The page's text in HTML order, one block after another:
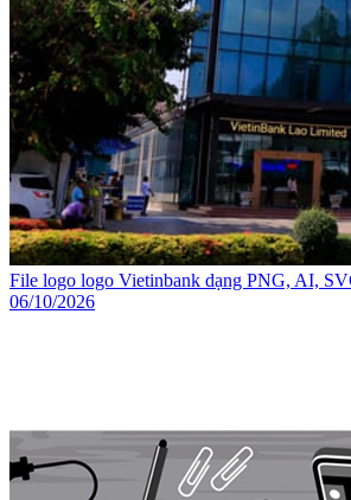
File logo logo Vietinbank dạng PNG, AI,
06/10/2026